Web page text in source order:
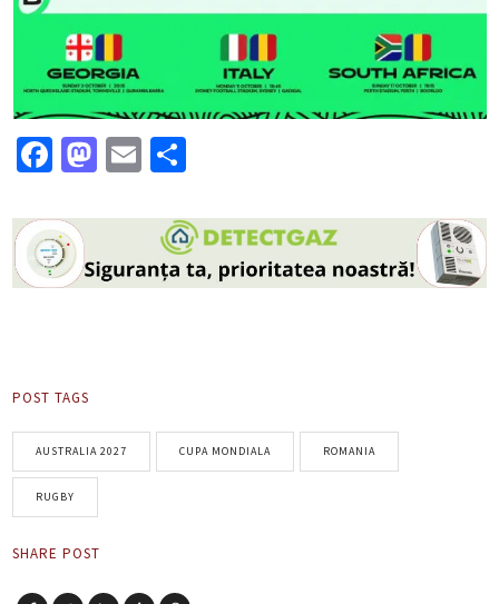
Facebook
Mastodon
Email
POST TAGS
AUSTRALIA 2027 CUPA MONDIALA ROMANIA
RUGBY
SHARE POST